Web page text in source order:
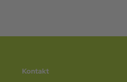
Kontakt